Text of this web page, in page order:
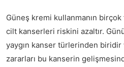
Güneş kremi kullanmanın birçok
cilt kanserleri riskini azaltır.
yaygın kanser türlerinden biridir
zararları bu kanserin